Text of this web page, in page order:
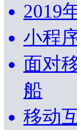
2019
小程
面对
船
移动